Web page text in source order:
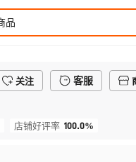
关注 客服
店铺好评率 100.0%